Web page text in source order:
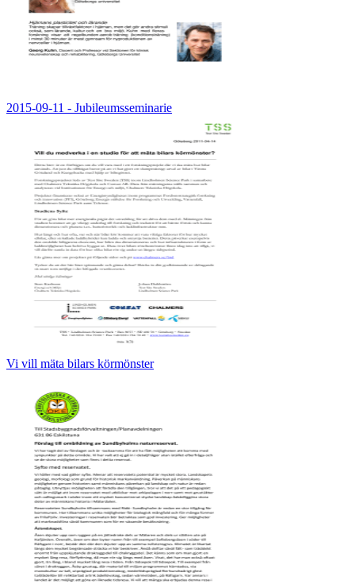
2015-09-11 - Jubileumsseminarie
Vi vill mäta bilars körmönster